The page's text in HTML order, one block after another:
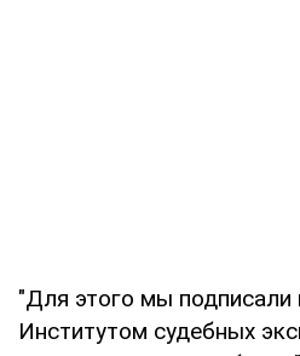
"Для этого мы
Институтом судебных